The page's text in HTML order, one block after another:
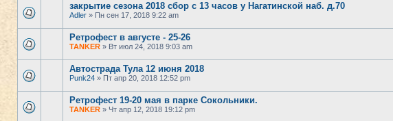
закрытие сезона 2018 сбор с 13 часов у Нагатинской наб. д.70
Adler » Пн сен 17, 2018 9:22 am
Ретрофест в августе - 25-26
TANKER » Вт июл 24, 2018 9:03 am
Автострада Тула 12 июня 2018
Punk24 » Пт апр 20, 2018 12:52 pm
Ретрофест 19-20 мая в парке Сокольники.
TANKER » Чт апр 12, 2018 19:12 pm